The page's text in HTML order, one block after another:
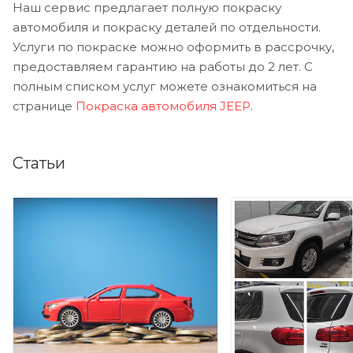
Наш сервис предлагает полную покраску
автомобиля и покраску деталей по отдельности.
Услуги по покраске можно оформить в рассрочку,
предоставляем гарантию на работы до 2 лет. С
полным списком услуг можете ознакомиться на
странице Покраска автомобиля JEEP.
Статьи